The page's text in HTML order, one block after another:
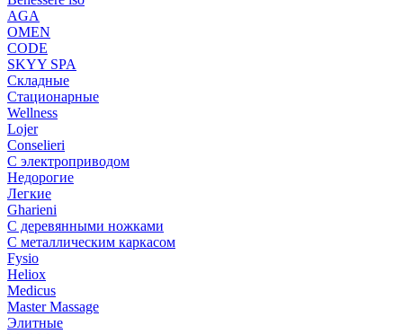
AGA
OMEN
CODE
SKYY SPA
Складные
Стационарные
Wellness
Lojer
Conselieri
С электроприводом
Недорогие
Легкие
Gharieni
С деревянными ножками
С металлическим каркасом
Fysio
Heliox
Medicus
Master Massage
Элитные